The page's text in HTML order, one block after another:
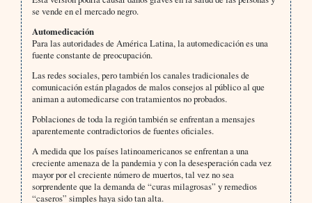
se vende en el mercado negro.
Automedicación
Para las autoridades de América Latina, la automedicación es una
fuente constante de preocupación.
Las redes sociales, pero también los canales tradicionales de
comunicación están plagados de malos consejos al público al que
animan a automedicarse con tratamientos no probados.
Poblaciones de toda la región también se enfrentan a mensajes
aparentemente contradictorios de fuentes oficiales.
A medida que los países latinoamericanos se enfrentan a una
creciente amenaza de la pandemia y con la desesperación cada vez
mayor por el creciente número de muertos, tal vez no sea
sorprendente que la demanda de “curas milagrosas” y remedios
“caseros” simples haya sido tan alta.